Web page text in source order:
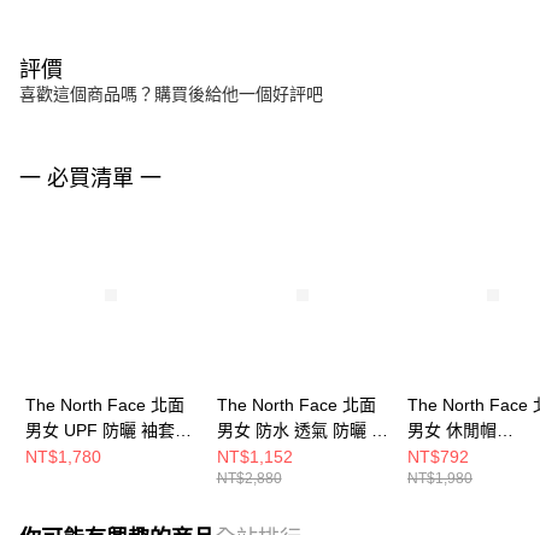
評價
喜歡這個商品嗎？購買後給他一個好評吧
一 必買清單 一
The North Face 北面
男女 UPF 防曬 袖套
BASE SUN SLEEVE
NT$1,780
The North Face 北面
男女 防水 透氣 防曬 漁
夫帽 NF0A86RYQK7
NT$1,152
NT$2,880
The North Face
男女 休閒帽
NF0A86S3ROU
NT$792
NT$1,980